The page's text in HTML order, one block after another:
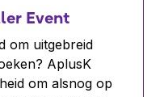
Event
om uitgebreid
AplusK
om alsnog op